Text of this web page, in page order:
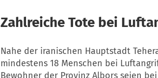
Zahlreiche Tote bei
Nahe der iranischen Hauptstadt
mindestens 18 Menschen bei
Bewohner der Provinz Albors seien